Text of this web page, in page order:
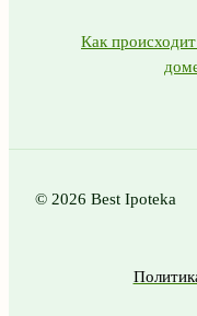
Как
© 2026 Best Ipoteka